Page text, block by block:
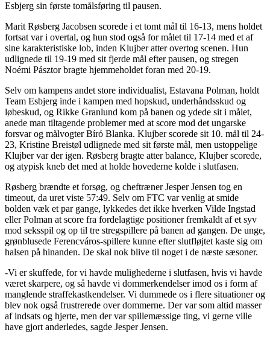
Esbjerg sin første tomålsføring til pausen.
Marit Røsberg Jacobsen scorede i et tomt mål til 16-13, mens holdet
fortsat var i overtal, og hun stod også for målet til 17-14 med et af
sine karakteristiske lob, inden Klujber atter overtog scenen. Hun
udlignede til 19-19 med sit fjerde mål efter pausen, og stregen
Noémi Pásztor bragte hjemmeholdet foran med 20-19.
Selv om kampens andet store individualist, Estavana Polman, holdt
Team Esbjerg inde i kampen med hopskud, underhåndsskud og
løbeskud, og Rikke Granlund kom på banen og ydede sit i målet,
anede man tiltagende problemer med at score mod det ungarske
forsvar og målvogter Bíró Blanka. Klujber scorede sit 10. mål til 24-
23, Kristine Breistøl udlignede med sit første mål, men ustoppelige
Klujber var der igen. Røsberg bragte atter balance, Klujber scorede,
og atypisk kneb det med at holde hovederne kolde i slutfasen.
Røsberg brændte et forsøg, og cheftræner Jesper Jensen tog en
timeout, da uret viste 57:49. Selv om FTC var venlig at smide
bolden væk et par gange, lykkedes det ikke hverken Vilde Ingstad
eller Polman at score fra fordelagtige positioner fremkaldt af et syv
mod seksspil og op til tre stregspillere på banen ad gangen. De unge,
grønblusede Ferencváros-spillere kunne efter slutfløjtet kaste sig om
halsen på hinanden. De skal nok blive til noget i de næste sæsoner.
-Vi er skuffede, for vi havde mulighederne i slutfasen, hvis vi havde
været skarpere, og så havde vi dommerkendelser imod os i form af
manglende straffekastkendelser. Vi dummede os i flere situationer og
blev nok også frustrerede over dommerne. Der var som altid masser
af indsats og hjerte, men der var spillemæssige ting, vi gerne ville
have gjort anderledes, sagde Jesper Jensen.